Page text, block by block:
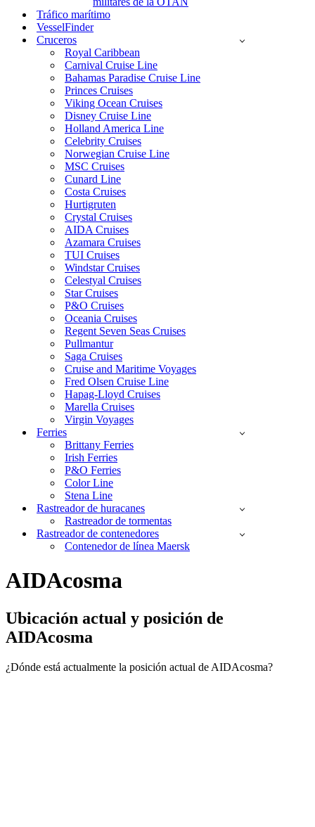
Tráfico marítimo
VesselFinder
Cruceros
Royal Caribbean
Carnival Cruise Line
Bahamas Paradise Cruise Line
Princes Cruises
Viking Ocean Cruises
Disney Cruise Line
Holland America Line
Celebrity Cruises
Norwegian Cruise Line
MSC Cruises
Cunard Line
Costa Cruises
Hurtigruten
Crystal Cruises
AIDA Cruises
Azamara Cruises
TUI Cruises
Windstar Cruises
Celestyal Cruises
Star Cruises
P&O Cruises
Oceania Cruises
Regent Seven Seas Cruises
Pullmantur
Saga Cruises
Cruise and Maritime Voyages
Fred Olsen Cruise Line
Hapag-Lloyd Cruises
Marella Cruises
Virgin Voyages
Ferries
Brittany Ferries
Irish Ferries
P&O Ferries
Color Line
Stena Line
Rastreador de huracanes
Rastreador de tormentas
Rastreador de contenedores
Contenedor de línea Maersk
AIDAcosma
Ubicación actual y posición de
AIDAcosma
¿Dónde está actualmente la posición actual de AIDAcosma?